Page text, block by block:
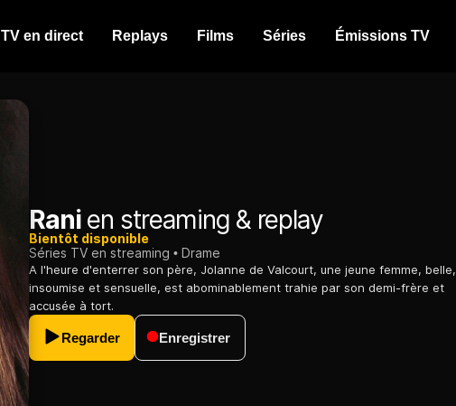
TV en direct Replays Films Séries Émissions TV
Ranien streaming & replay
Bientôt disponible
Séries TV en streaming
Drame
A l'heure d'enterrer son père, Jolanne de Valcourt, une jeune femme, belle,
insoumise et sensuelle, est abominablement trahie par son demi-frère et
accusée à tort.
Regarder Enregistrer